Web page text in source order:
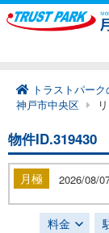
トラストパー
神戸市中央区
物件ID.319430
月極 2026/08/
料金